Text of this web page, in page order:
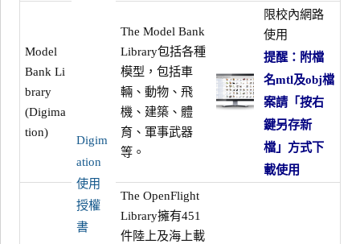
Digim
ation
使用
授權
書
Model
Bank Li
brary
(Digima
tion)
The Model Bank
Library包括各種
模型，包括車
輛、動物、飛
機、建築、體
育、軍事武器
等。
限校內網路
使用
提醒：附檔
名mtl及obj檔
案請「按右
鍵另存新
檔」方式下
載使用
The OpenFlight
Library擁有451
件陸上及海上載